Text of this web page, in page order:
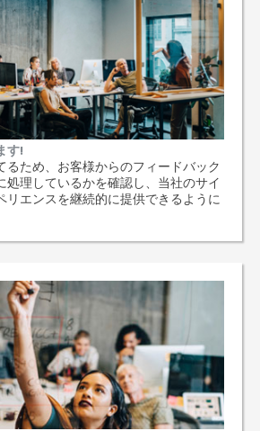
す!
るため、お客様からのフィードバック
処理しているかを確認し、当社のサイ
リエンスを継続的に提供できるように